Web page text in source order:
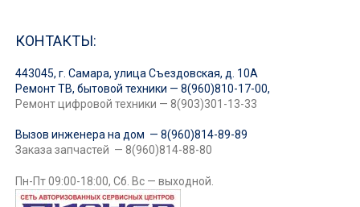
КОНТАКТЫ:
443045, г. Самара, улица Съездовская, д. 10А
Ремонт ТВ, бытовой техники — 8(960)810-17-00,
Ремонт цифровой техники — 8(903)301-13-33
Вызов инженера на дом — 8(960)814-89-89
Заказа запчастей — 8(960)814-88-80
Пн-Пт 09:00-18:00, Сб. Вс — выходной.